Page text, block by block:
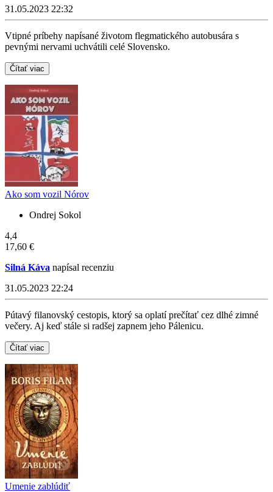
31.05.2023 22:32
Vtipné príbehy napísané životom flegmatického autobusára s
pevnými nervami uchvátili celé Slovensko.
Čítať viac
Ako som vozil Nórov
Ondrej Sokol
4,4
17,60 €
Silná Káva napísal recenziu
31.05.2023 22:24
Pútavý filanovský cestopis, ktorý sa oplatí prečítať cez dlhé zimné
večery. Aj keď stále si radšej zapnem jeho Pálenicu.
Čítať viac
Umenie zablúdiť